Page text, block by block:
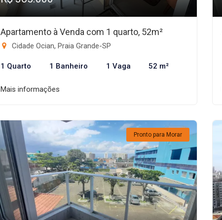
Apartamento à Venda com 1 quarto, 52m²
Cidade Ocian, Praia Grande-SP
1 Quarto 1 Banheiro 1 Vaga 52 m²
Mais informações
Pronto para Morar